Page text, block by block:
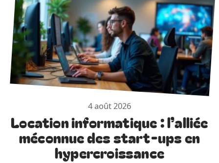
4 août 2026
Location informatique : l’alliée
méconnue des start-ups en
hypercroissance